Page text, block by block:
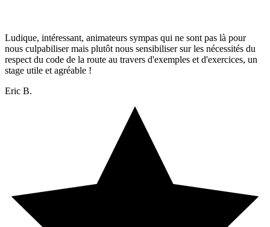
Ludique, intéressant, animateurs sympas qui ne sont pas là pour
nous culpabiliser mais plutôt nous sensibiliser sur les nécessités du
respect du code de la route au travers d'exemples et d'exercices, un
stage utile et agréable !
Eric B.